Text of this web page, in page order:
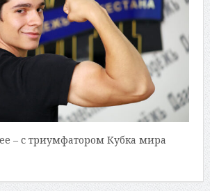
– с триумфатором Кубка мира